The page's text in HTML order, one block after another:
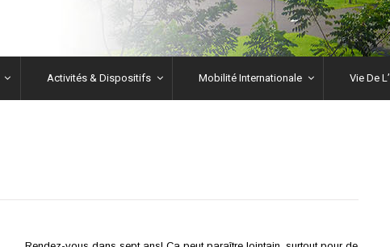
Activités & Dispositifs Mobilité Internationale Vie De